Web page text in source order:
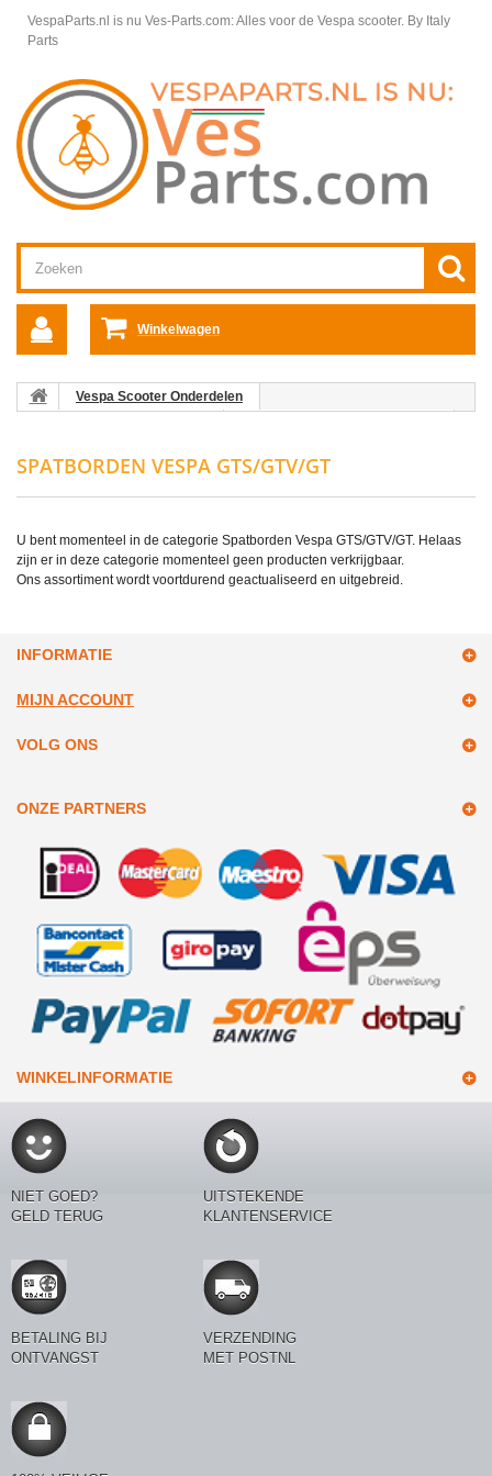
VespaParts.nl is nu Ves-Parts.com: Alles voor de Vespa scooter. By Italy
Parts
Winkelwagen
Vespa Scooter Onderdelen
SPATBORDEN VESPA GTS/GTV/GT
U bent momenteel in de categorie Spatborden Vespa GTS/GTV/GT. Helaas
zijn er in deze categorie momenteel geen producten verkrijgbaar.
Ons assortiment wordt voortdurend geactualiseerd en uitgebreid.
INFORMATIE
MIJN ACCOUNT
VOLG ONS
ONZE PARTNERS
WINKELINFORMATIE
NIET GOED?
GELD TERUG
UITSTEKENDE
KLANTENSERVICE
BETALING BIJ
ONTVANGST
VERZENDING
MET POSTNL